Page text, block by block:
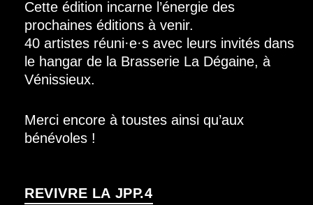
Cette édition incarne l’énergie des
prochaines éditions à venir.
40 artistes réuni·e·s avec leurs invités dans
le hangar de la Brasserie La Dégaine, à
Vénissieux.
Merci encore à toustes ainsi qu’aux
bénévoles !
REVIVRE LA JPP.4